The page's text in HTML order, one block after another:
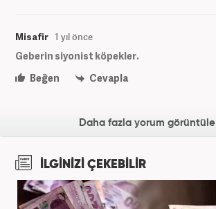
Misafir 1 yıl önce
Geberin siyonist köpekler.
Beğen
Cevapla
Daha fazla yorum görüntüle
İLGİNİZİ ÇEKEBİLİR